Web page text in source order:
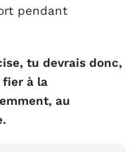
pendant
tu devrais donc,
fier à la
au